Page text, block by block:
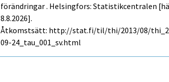
förändringar . Helsingfors: Statistikcentralen
8.8.2026].
Åtkomstsätt: http://stat.fi/til/thi/2013/08/
09-24_tau_001_sv.html